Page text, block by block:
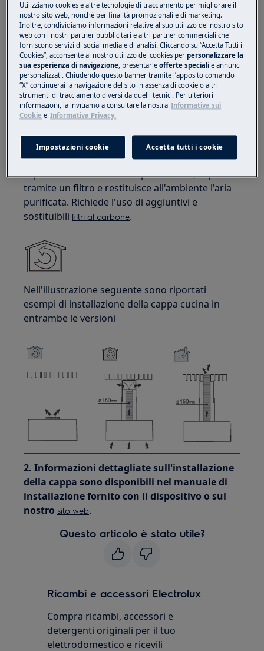
Se possibile, consigliamo di installare una cappa
aspirante per una maggiore efficienza.
Versione aspirante (circuito aperto)- La cappa
aspira aria contenente vapori e odori e la
scarica all'esterno attraverso il tubo di scarico.
Versione filtrante (circuito chiuso)- La cappa
aspira l'aria contenente vapori e odori, la pulisce
tramite un filtro e restituisce all'ambiente l'aria
purificata. Richiede l'uso di aggiuntivi e
sostituibili filtri al carbone.
Nell'illustrazione seguente sono riportati
esempi di installazione della cappa cucina in
entrambe le versioni
2. Informazioni dettagliate sull'installazione
della cappa sono disponibili nel manuale di
installazione fornito con il dispositivo o sul
nostrosito web.
Questo articolo è stato utile?
Ricambi e accessori Electrolux
Compra ricambi, accessori e
detergenti originali per il tuo
elettrodomestico e ricevili
Utilizziamo cookies e altre tecnologie di tracciamento per migliorare il
nostro sito web, nonchè per finalità promozionali e di marketing.
Inoltre, condividiamo informazioni relative al suo utilizzo del nostro sito
web con i nostri partner pubblicitari e altri partner commerciali che
forniscono servizi di social media e di analisi. Cliccando su “Accetta Tutti i
Cookies”, acconsente al nostro utilizzo dei cookies perpersonalizzare la
sua esperienza di navigazione, presentarleofferte speciali e annunci
personalizzati. Chiudendo questo banner tramite l’apposito comando
“X” continuerai la navigazione del sito in assenza di cookie o altri
strumenti di tracciamento diversi da quelli tecnici. Per ulteriori
informazioni, la invitiamo a consultare la nostra Informativa sui
Cookie e Informativa Privacy.
Impostazioni cookie Accetta tutti i cookie